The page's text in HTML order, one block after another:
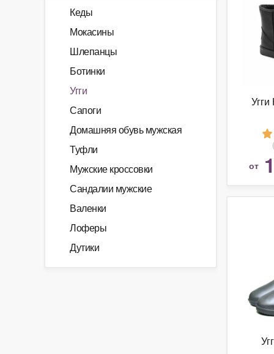
Кеды
Мокасины
Шлепанцы
Ботинки
Угги
Сапоги
Домашняя обувь мужская
Туфли
Мужские кроссовки
Сандалии мужские
Валенки
Лоферы
Дутики
от